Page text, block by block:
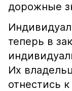
дорожные
теперь в
Их
отнестись